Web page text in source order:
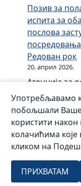
а
2
0
1
9
.
г
д
и
н
у
р
п
с
к
е
2
0
1
8
.
г
д
Позив за
испита за
послова
Редован рок
20. април 2026.
Агенција за
Републике
кандидата
полагање
за обављање
заступања и
осигурању и
испитни рок
Употребљавамо
побољшали Ваше
користити
колачићима
кликом на
ПРИХВАТАМ